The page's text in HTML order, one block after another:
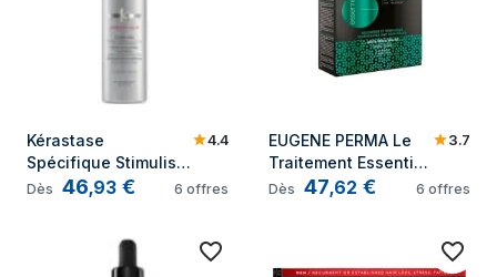
Kérastase
Spécifique Stimuliste
usage quotidien 125
4.4
Dès 46,93 € 6 offres
EUGENE PERMA Le
Traitement Essentiel
Keratin Force 12 x 3.5
3.7
Dès 47,62 € 6 offres